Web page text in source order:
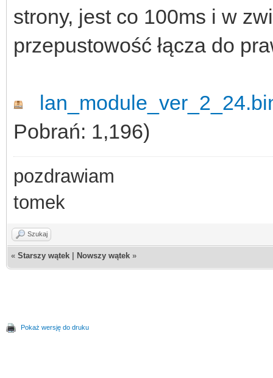
strony, jest co 100ms i w
przepustowość łącza do
Pobrań: 1,196)
pozdrawiam
tomek
Szukaj
« Starszy wątek Nowszy wątek »
Pokaż wersję do druku